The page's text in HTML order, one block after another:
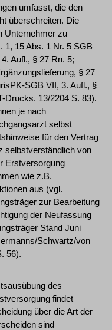
umfasst, die den
überschreiten. Die
Unternehmer zu
1, 15 Abs. 1 Nr. 5 SGB
Aufl., § 27 Rn. 5;
§ 27
SGB VII, 3. Aufl., §
Drucks. 13/2204 S. 83).
je nach
selbst
für den Vertrag
selbstverständlich von
Erstversorgung
wie z.B.
aus (vgl.
zur Bearbeitung
der Neufassung
Stand Juni
Schwartz/von
56).
des
findet
über die Art der
sind